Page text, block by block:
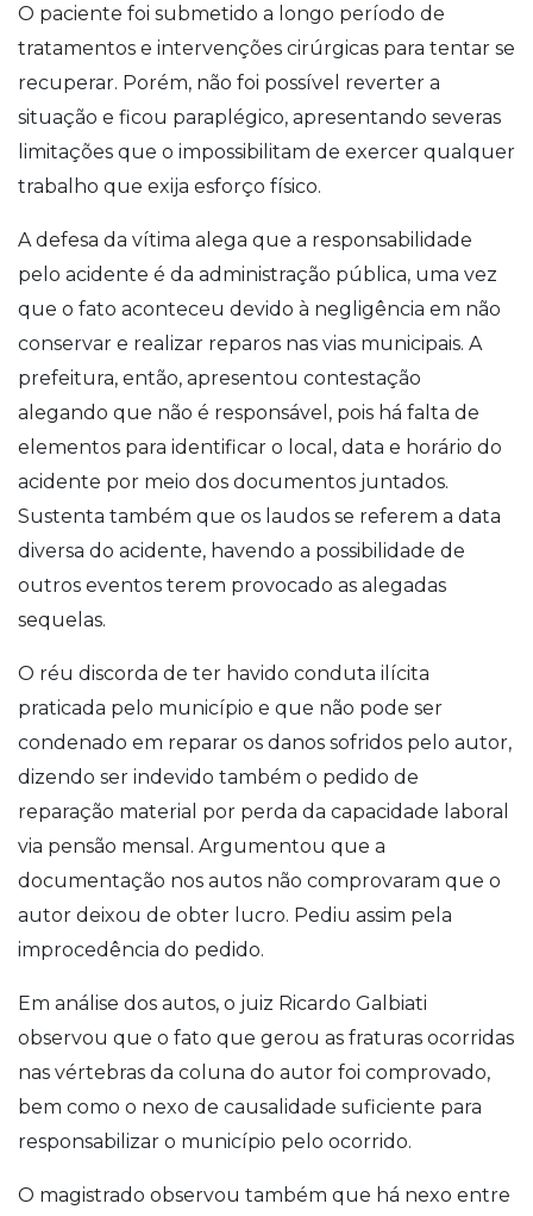
O paciente foi submetido a longo período de
tratamentos e intervenções cirúrgicas para tentar se
recuperar. Porém, não foi possível reverter a
situação e ficou paraplégico, apresentando severas
limitações que o impossibilitam de exercer qualquer
trabalho que exija esforço físico.
A defesa da vítima alega que a responsabilidade
pelo acidente é da administração pública, uma vez
que o fato aconteceu devido à negligência em não
conservar e realizar reparos nas vias municipais. A
prefeitura, então, apresentou contestação
alegando que não é responsável, pois há falta de
elementos para identificar o local, data e horário do
acidente por meio dos documentos juntados.
Sustenta também que os laudos se referem a data
diversa do acidente, havendo a possibilidade de
outros eventos terem provocado as alegadas
sequelas.
O réu discorda de ter havido conduta ilícita
praticada pelo município e que não pode ser
condenado em reparar os danos sofridos pelo autor,
dizendo ser indevido também o pedido de
reparação material por perda da capacidade laboral
via pensão mensal. Argumentou que a
documentação nos autos não comprovaram que o
autor deixou de obter lucro. Pediu assim pela
improcedência do pedido.
Em análise dos autos, o juiz Ricardo Galbiati
observou que o fato que gerou as fraturas ocorridas
nas vértebras da coluna do autor foi comprovado,
bem como o nexo de causalidade suficiente para
responsabilizar o município pelo ocorrido.
O magistrado observou também que há nexo entre